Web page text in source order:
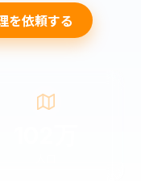
を依頼する